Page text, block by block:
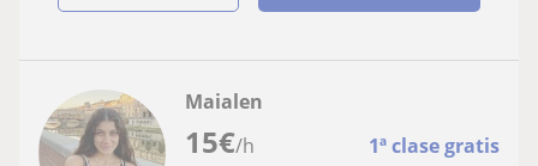
15€/h 1ª clase gratis
Maialen